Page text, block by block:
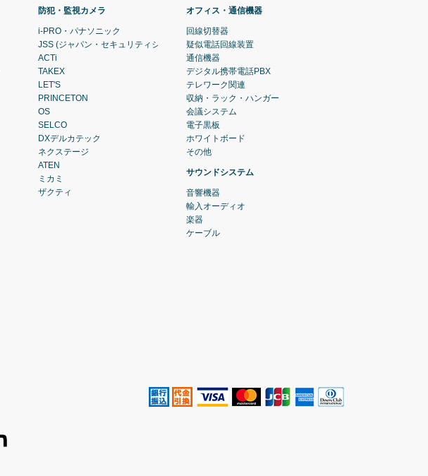
防犯・監視カメラ
i-PRO・パナソニック
JSS (ジャパン・セキュリティシステム)
ACTi
TAKEX
LET'S
PRINCETON
OS
SELCO
DXデルカテック
ネクステージ
ATEN
ミカミ
ザクティ
オフィス・通信機器
回線切替器
疑似電話回線装置
通信機器
デジタル携帯電話PBX
テレワーク関連
収納・ラック・ハンガー
会議システム
電子黒板
ホワイトボード
その他
サウンドシステム
音響機器
輸入オーディオ
楽器
ケーブル